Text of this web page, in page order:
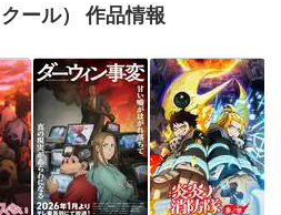
ール） 作品情報